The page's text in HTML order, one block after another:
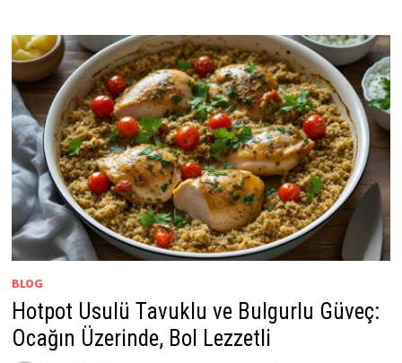
BLOG
Hotpot Usulü Tavuklu ve Bulgurlu Güveç:
Ocağın Üzerinde, Bol Lezzetli